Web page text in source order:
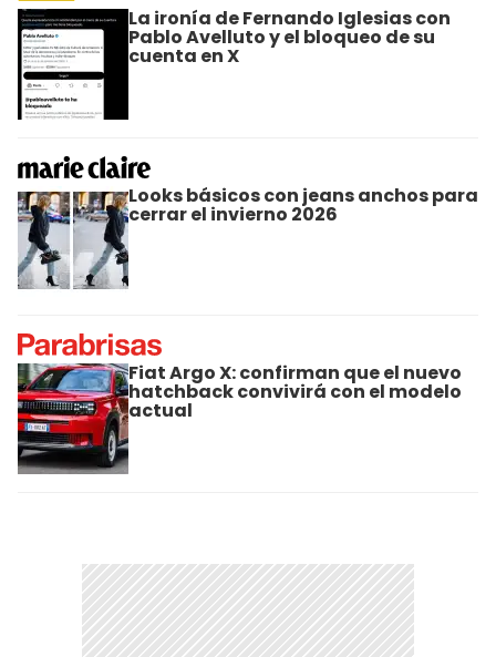
La ironía de Fernando Iglesias con
Pablo Avelluto y el bloqueo de su
cuenta en X
Looks básicos con jeans anchos para
cerrar el invierno 2026
Fiat Argo X: confirman que el nuevo
hatchback convivirá con el modelo
actual